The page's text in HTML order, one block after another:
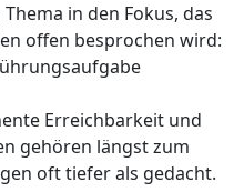
in den Fokus, das
offen besprochen wird:
Erreichbarkeit und
gehören längst zum
oft tiefer als gedacht.